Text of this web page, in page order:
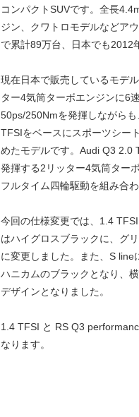
コンパクトSUVです。全長
ジン、クワトロモデルなどア
で累計89万台、日本でも2012
現在日本で販売しているモデ
ター4気筒ターボエンジンに6
50ps/250Nmを発揮しながら
TFSIをベースにスポーツシー
めたモデルです。Audi Q3 2.0
発揮する2リッター4気筒ター
フルタイム四輪駆動を組み合
今回の仕様変更では、1.4
はハイグロスブラックに、グ
に変更しました。また、S
ハニカムのブラックとなり、
デザインとなりました。
1.4 TFSI と RS Q3
なります。